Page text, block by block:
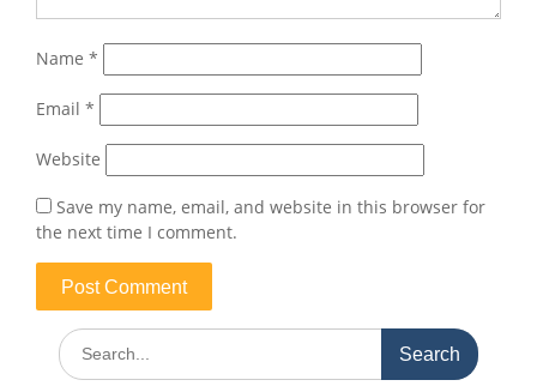
Name *
Email *
Website
Save my name, email, and website in this browser for
the next time I comment.